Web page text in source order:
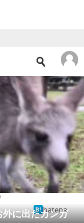
に出たカンガ
hatena